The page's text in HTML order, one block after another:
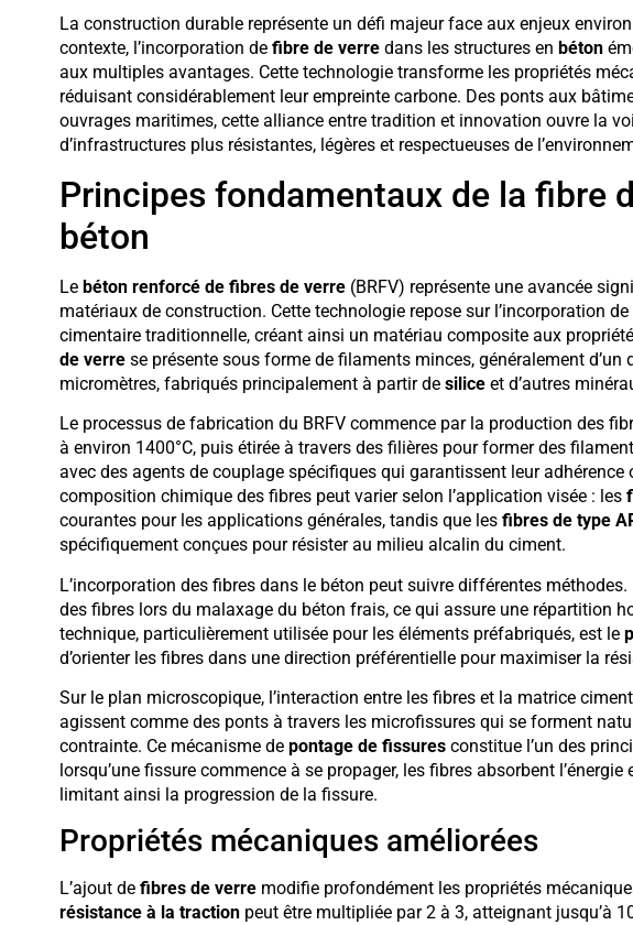
La construction durable représente un défi majeur face aux enjeux
contexte, l’incorporation de fibre de verredans les structures en béton
aux multiples avantages. Cette technologie transforme les propriétés
réduisant considérablement leur empreinte carbone. Des ponts aux
ouvrages maritimes, cette alliance entre tradition et innovation ouvre la
d’infrastructures plus résistantes, légères et respectueuses de
Principes fondamentaux de la fibre
béton
Le béton renforcé de fibres de verre(BRFV) représente une avancée
matériaux de construction. Cette technologie repose sur l’incorporation
cimentaire traditionnelle, créant ainsi un matériau composite aux
de verrese présente sous forme de filaments minces, généralement d’un
micromètres, fabriqués principalement à partir de siliceet d’autres
Le processus de fabrication du BRFV commence par la production des
à environ 1400°C, puis étirée à travers des filières pour former des
avec des agents de couplage spécifiques qui garantissent leur
composition chimique des fibres peut varier selon l’application visée : les
courantes pour les applications générales, tandis que les fibres de type
spécifiquement conçues pour résister au milieu alcalin du ciment.
L’incorporation des fibres dans le béton peut suivre différentes
des fibres lors du malaxage du béton frais, ce qui assure une répartition
technique, particulièrement utilisée pour les éléments préfabriqués, est le
d’orienter les fibres dans une direction préférentielle pour maximiser la
Sur le plan microscopique, l’interaction entre les fibres et la matrice
agissent comme des ponts à travers les microfissures qui se forment
contrainte. Ce mécanisme de pontage de fissuresconstitue l’un des
lorsqu’une fissure commence à se propager, les fibres absorbent
limitant ainsi la progression de la fissure.
Propriétés mécaniques améliorées
L’ajout de fibres de verremodifie profondément les propriétés
résistance à la tractionpeut être multipliée par 2 à 3, atteignant jusqu’à